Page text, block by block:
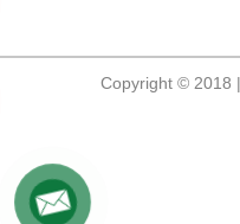
Copyright © 2018